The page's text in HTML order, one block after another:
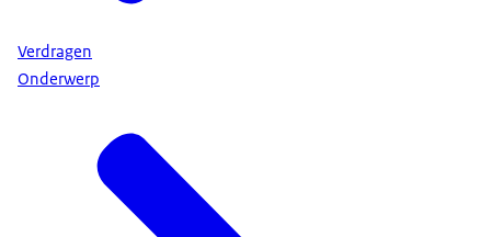
Verdragen
Onderwerp